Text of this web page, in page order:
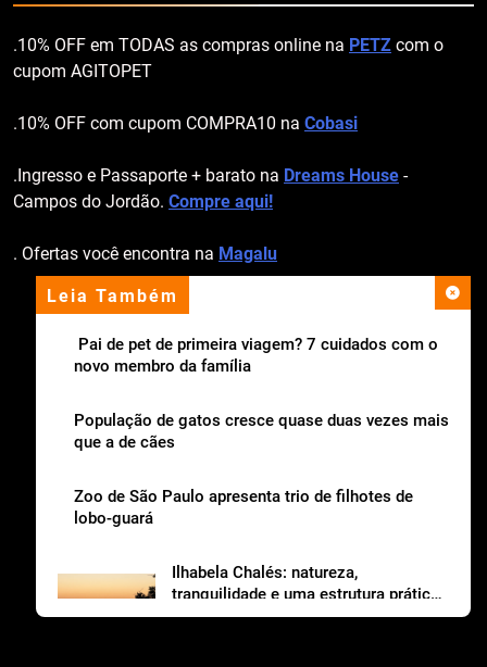
Leia Também
Pai de pet de primeira viagem? 7 cuidados com o
novo membro da família
População de gatos cresce quase duas vezes mais
que a de cães
Zoo de São Paulo apresenta trio de filhotes de
lobo-guará
Ilhabela Chalés: natureza,
tranquilidade e uma estrutura prática
para viajar com os dogs
.10% OFF em TODAS as compras online na PETZ com o
cupom AGITOPET
.10% OFF com cupom COMPRA10 na Cobasi
.Ingresso e Passaporte + barato na Dreams House -
Campos do Jordão. Compre aqui!
. Ofertas você encontra na Magalu
apoio institucional